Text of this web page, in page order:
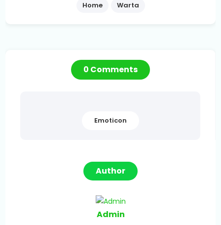
Home Warta
0 Comments
Emoticon
Author
Admin